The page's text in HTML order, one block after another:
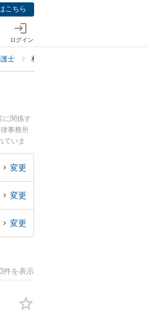
こちら
ログイン
士 札幌市厚別区で家族信託に強い弁護
に関係す
事務所
ていま
初回相談
変更
変更
変更
件を表示